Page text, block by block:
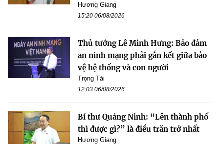
Hương Giang
15:20 06/08/2026
Thủ tướng Lê Minh Hưng: Bảo đảm
an ninh mạng phải gắn kết giữa bảo
vệ hệ thống và con người
Trọng Tài
12:03 06/08/2026
Bí thư Quảng Ninh: “Lên thành phố
thì được gì?” là điều trăn trở nhất
Hương Giang